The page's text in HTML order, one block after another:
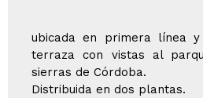
ubicada en primera línea
terraza con vistas al
sierras de Córdoba.
Distribuida en dos plantas.